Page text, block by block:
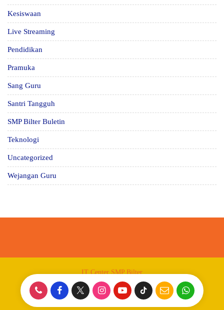
Kesiswaan
Live Streaming
Pendidikan
Pramuka
Sang Guru
Santri Tangguh
SMP Bilter Buletin
Teknologi
Uncategorized
Wejangan Guru
IT Center SMP Bilter